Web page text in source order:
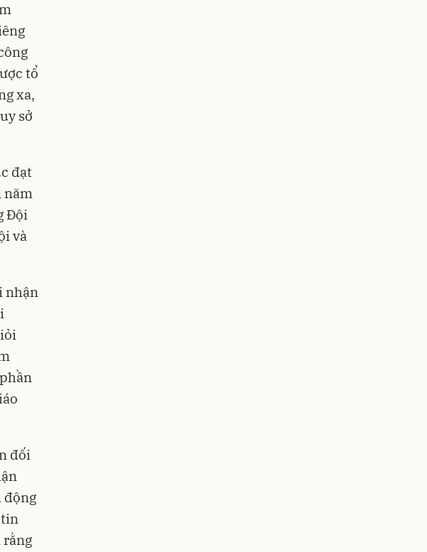
tổ
xa,
sở
đạt
năm
Đội
và
nhận
đối
động
tin
rằng